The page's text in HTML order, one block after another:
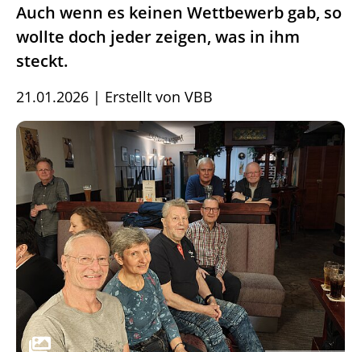
Auch wenn es keinen Wettbewerb gab, so
wollte doch jeder zeigen, was in ihm
steckt.
21.01.2026 | Erstellt von VBB